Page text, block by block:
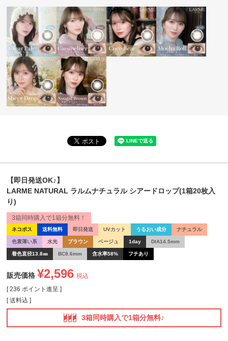
【即日発送OK♪】
LARME NATURAL ラルムナチュラル シアードロップ(1箱20枚入
り)
ネコポス 送料無料 即日発送 UVカット うるおい成分 ナチュラル
色素薄い系 水光 ブラウン ベージュ 1day DIA14.5mm
着色直径13.8㎜ BC8.6mm 含水率58% フチあり
3箱同時購入で1箱分無料！
販売価格 ¥2,596 税込
[ 236 ポイント進呈 ]
送料込
3箱同時購入で1箱分無料♪